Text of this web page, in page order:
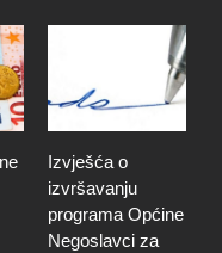
Izvješća o
izvršavanju
programa Općine
Negoslavci za